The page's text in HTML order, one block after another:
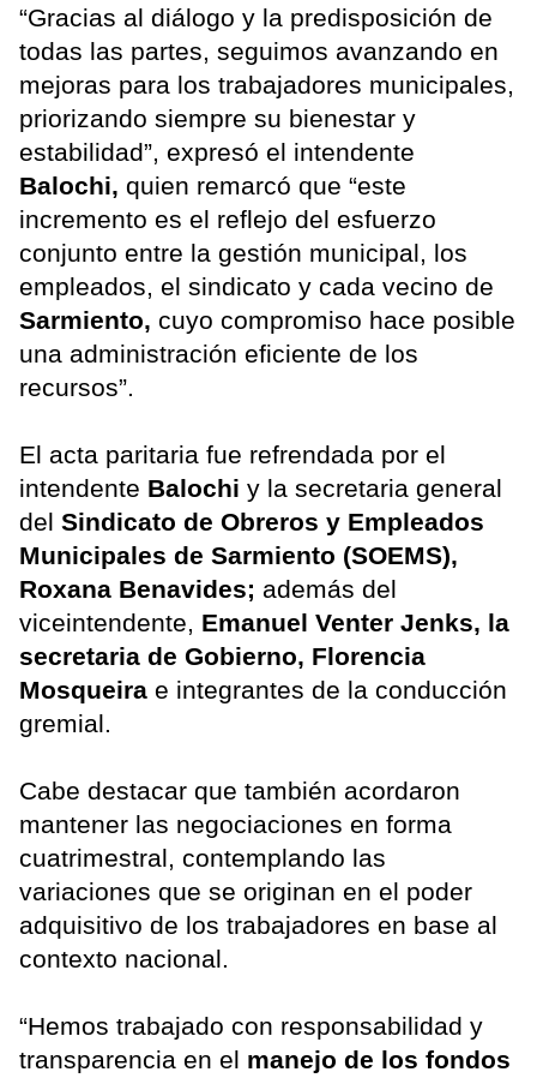
“Gracias al diálogo y la predisposición de
todas las partes, seguimos avanzando en
mejoras para los trabajadores municipales,
priorizando siempre su bienestar y
estabilidad”, expresó el intendente
Balochi, quien remarcó que “este
incremento es el reflejo del esfuerzo
conjunto entre la gestión municipal, los
empleados, el sindicato y cada vecino de
Sarmiento, cuyo compromiso hace posible
una administración eficiente de los
recursos”.
El acta paritaria fue refrendada por el
intendente Balochi y la secretaria general
del Sindicato de Obreros y Empleados
Municipales de Sarmiento (SOEMS),
Roxana Benavides; además del
viceintendente, Emanuel Venter Jenks, la
secretaria de Gobierno, Florencia
Mosqueira e integrantes de la conducción
gremial.
Cabe destacar que también acordaron
mantener las negociaciones en forma
cuatrimestral, contemplando las
variaciones que se originan en el poder
adquisitivo de los trabajadores en base al
contexto nacional.
“Hemos trabajado con responsabilidad y
transparencia en el manejo de los fondos